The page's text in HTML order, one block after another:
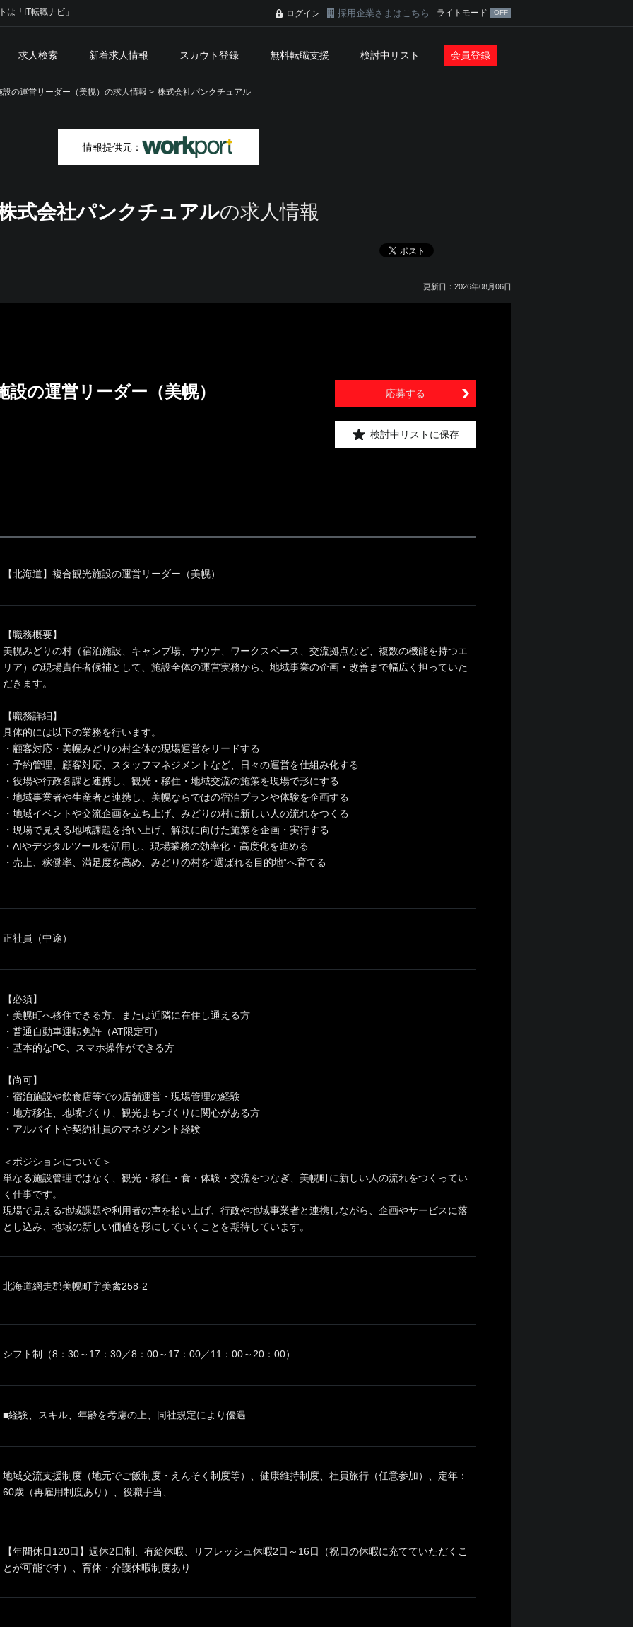
は「IT転職ナビ」 ログイン 採用企業さまはこちら ライトモード
求人検索 新着求人情報 スカウト登録 無料転職支援 検討中リスト 会員登録
の運営リーダー（美幌）の求人情報 > 株式会社パンクチュアル
情報提供元：
式会社パンクチュアルの求人情報
更新日：2026年08月06日
の運営リーダー（美幌） 応募する
検討中リストに保存
【北海道】複合観光施設の運営リーダー（美幌）
【職務概要】
美幌みどりの村（宿泊施設、キャンプ場、サウナ、ワークスペース、交流拠点など、複数の機能を持つエ
リア）の現場責任者候補として、施設全体の運営実務から、地域事業の企画・改善まで幅広く担っていた
だきます。
【職務詳細】
具体的には以下の業務を行います。
・顧客対応・美幌みどりの村全体の現場運営をリードする
・予約管理、顧客対応、スタッフマネジメントなど、日々の運営を仕組み化する
・役場や行政各課と連携し、観光・移住・地域交流の施策を現場で形にする
・地域事業者や生産者と連携し、美幌ならではの宿泊プランや体験を企画する
・地域イベントや交流企画を立ち上げ、みどりの村に新しい人の流れをつくる
・現場で見える地域課題を拾い上げ、解決に向けた施策を企画・実行する
・AIやデジタルツールを活用し、現場業務の効率化・高度化を進める
・売上、稼働率、満足度を高め、みどりの村を“選ばれる目的地”へ育てる
正社員（中途）
【必須】
・美幌町へ移住できる方、または近隣に在住し通える方
・普通自動車運転免許（AT限定可）
・基本的なPC、スマホ操作ができる方
【尚可】
・宿泊施設や飲食店等での店舗運営・現場管理の経験
・地方移住、地域づくり、観光まちづくりに関心がある方
・アルバイトや契約社員のマネジメント経験
＜ポジションについて＞
単なる施設管理ではなく、観光・移住・食・体験・交流をつなぎ、美幌町に新しい人の流れをつくってい
く仕事です。
現場で見える地域課題や利用者の声を拾い上げ、行政や地域事業者と連携しながら、企画やサービスに落
とし込み、地域の新しい価値を形にしていくことを期待しています。
北海道網走郡美幌町字美禽258-2
シフト制（8：30～17：30／8：00～17：00／11：00～20：00）
■経験、スキル、年齢を考慮の上、同社規定により優遇
地域交流支援制度（地元でご飯制度・えんそく制度等）、健康維持制度、社員旅行（任意参加）、定年：
60歳（再雇用制度あり）、役職手当、
【年間休日120日】週休2日制、有給休暇、リフレッシュ休暇2日～16日（祝日の休暇に充てていただくこ
とが可能です）、育休・介護休暇制度あり